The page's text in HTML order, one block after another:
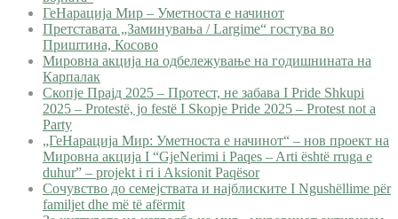
ГеНарација Мир – Уметноста е начинот
Претставата „Заминувања / Largime“ гостува во
Приштина, Косово
Мировна акција на одбележување на годишнината на
Карпалак
Скопје Прајд 2025 – Протест, не забава I Pride Shkupi
2025 – Protestë, jo festë I Skopje Pride 2025 – Protest not a
Party
„ГеНарација Мир: Уметноста е начинот“ – нов проект на
Мировна акција I “GjeNerimi i Paqes – Arti është rruga e
duhur” – projekt i ri i Aksionit Paqësor
Сочувство до семејствата и најблиските I Ngushëllime për
familjet dhe më të afërmit